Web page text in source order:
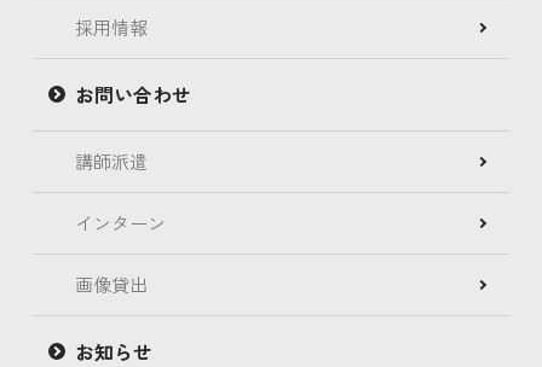
採用情報
お問い合わせ
講師派遣
インターン
画像貸出
お知らせ